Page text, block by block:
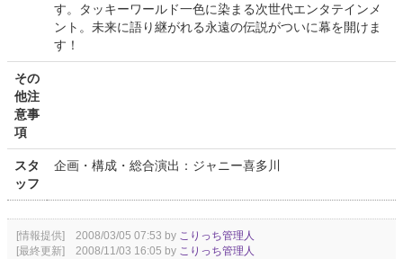
す。タッキーワールド一色に染まる次世代エンタテインメ
ント。未来に語り継がれる永遠の伝説がついに幕を開けま
す！
その
他注
意事
項
スタ
ッフ
企画・構成・総合演出：ジャニー喜多川
[情報提供] 2008/03/05 07:53 by こりっち管理人
[最終更新] 2008/11/03 16:05 by こりっち管理人